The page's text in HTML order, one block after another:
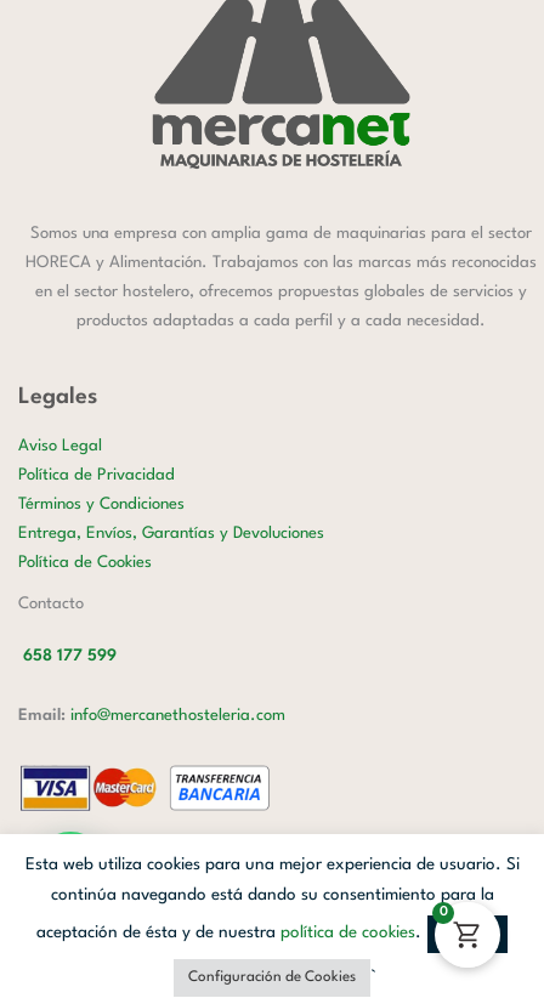
Somos una empresa con amplia gama de maquinarias para el sector
HORECA y Alimentación. Trabajamos con las marcas más reconocidas
en el sector hostelero, ofrecemos propuestas globales de servicios y
productos adaptadas a cada perfil y a cada necesidad.
Legales
Aviso Legal
Política de Privacidad
Términos y Condiciones
Entrega, Envíos, Garantías y Devoluciones
Política de Cookies
Contacto
658 177 599
Email: info@mercanethosteleria.com
Mercanet © 2026.| Diseñado porAvanzada Digital| Webmaster
Facebook Linkedin Instagram
Esta web utiliza cookies para una mejor experiencia de usuario. Si
continúa navegando está dando su consentimiento para la
aceptación de ésta y de nuestra política de cookies. Aceptar
Configuración de Cookies `
0